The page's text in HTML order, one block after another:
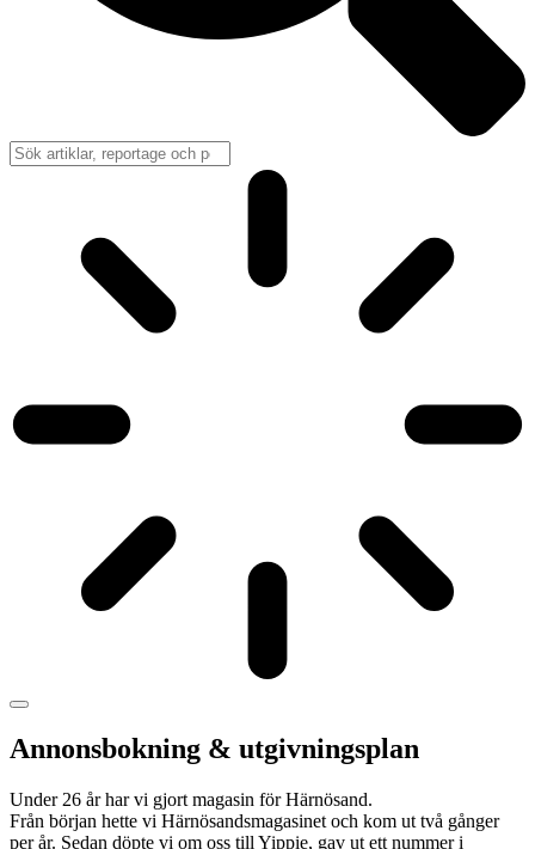
Annonsbokning & utgivningsplan
Under 26 år har vi gjort magasin för Härnösand.
Från början hette vi Härnösandsmagasinet och kom ut två gånger
per år. Sedan döpte vi om oss till Yippie, gav ut ett nummer i